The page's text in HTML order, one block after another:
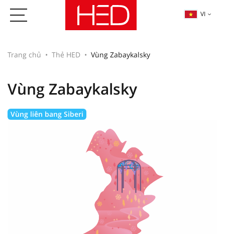
VI
Trang chủ Thẻ HED Vùng Zabaykalsky
Vùng Zabaykalsky
Vùng liên bang Siberi